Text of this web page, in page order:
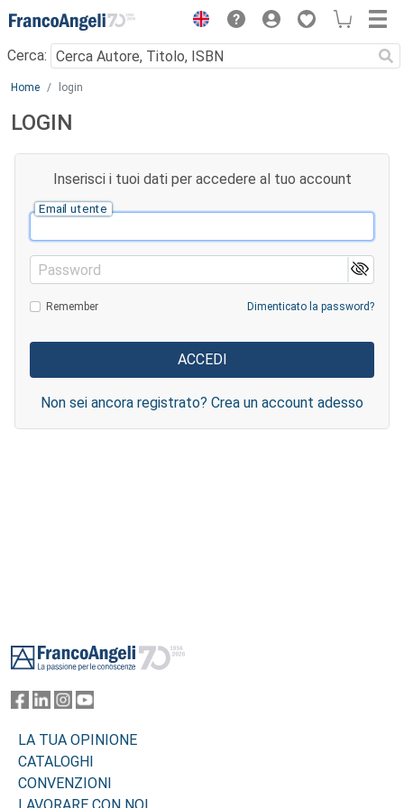
Menu
Cerca:
Main content
Home login
LOGIN
Inserisci i tuoi dati per accedere al tuo account
Email utente
Password
Remember Dimenticato la password?
Non sei ancora registrato? Crea un account adesso
LA TUA OPINIONE
CATALOGHI
CONVENZIONI